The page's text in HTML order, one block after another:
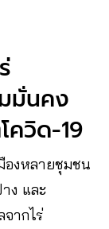
มั่นคง
ควิด-19
องหลายชุมชน
ง และ
ากไร่